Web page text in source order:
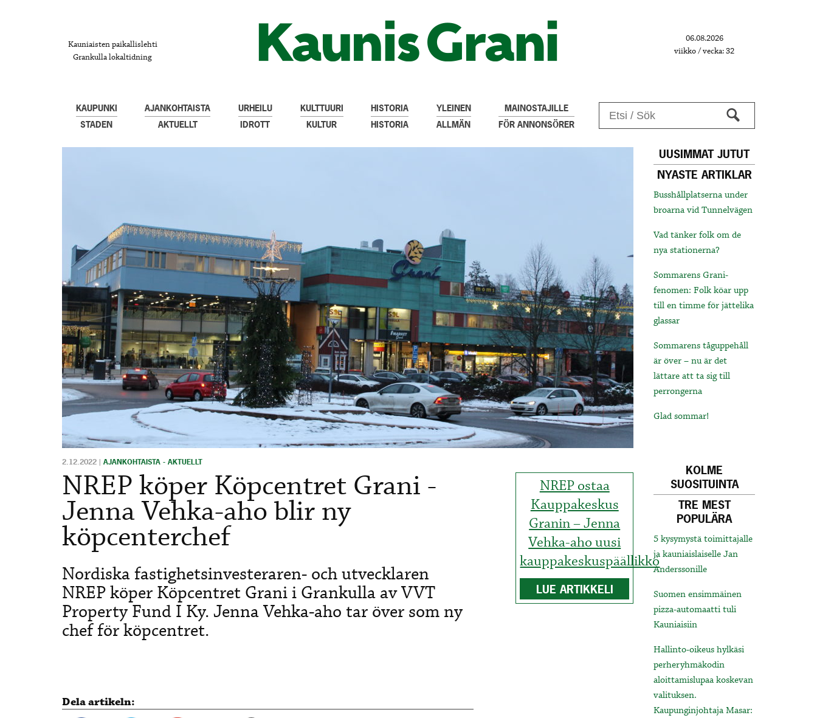
Kauniaisten paikallislehti
Grankulla lokaltidning
06.08.2026
viikko / vecka: 32
KAUPUNKI
STADEN
AJANKOHTAISTA
AKTUELLT
URHEILU
IDROTT
KULTTUURI
KULTUR
HISTORIA
HISTORIA
YLEINEN
ALLMÄN
MAINOSTAJILLE
FÖR ANNONSÖRER
NREP ostaa
Kauppakeskus
Granin – Jenna
Vehka-aho uusi
kauppakeskuspäällikkö
LUE ARTIKKELI
2.12.2022 | AJANKOHTAISTA - AKTUELLT
NREP köper Köpcentret Grani -
Jenna Vehka-aho blir ny
köpcenterchef
Nordiska fastighetsinvesteraren- och utvecklaren
NREP köper Köpcentret Grani i Grankulla av VVT
Property Fund I Ky. Jenna Vehka-aho tar över som ny
chef för köpcentret.
Dela artikeln:
UUSIMMAT JUTUT
NYASTE ARTIKLAR
Busshållplatserna under
broarna vid Tunnelvägen
Vad tänker folk om de
nya stationerna?
Sommarens Grani-
fenomen: Folk köar upp
till en timme för jättelika
glassar
Sommarens tåguppehåll
är över – nu är det
lättare att ta sig till
perrongerna
Glad sommar!
KOLME
SUOSITUINTA
TRE MEST
POPULÄRA
5 kysymystä toimittajalle
ja kauniaislaiselle Jan
Anderssonille
Suomen ensimmäinen
pizza-automaatti tuli
Kauniaisiin
Hallinto-oikeus hylkäsi
perheryhmäkodin
aloittamislupaa koskevan
valituksen.
Kaupunginjohtaja Masar: